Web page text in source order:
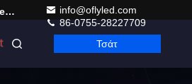
Shenzhen Ofly Technology Co.,Limited
info@oflyled.com
86-0755-28227709
Τσάτ